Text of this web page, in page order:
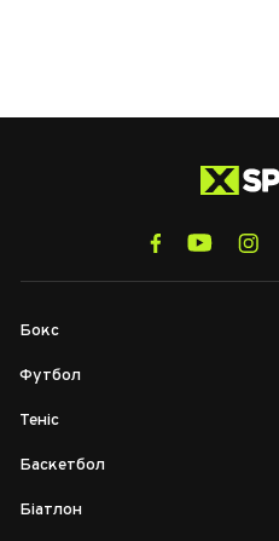
Бокс
Футбол
Теніс
Баскетбол
Біатлон